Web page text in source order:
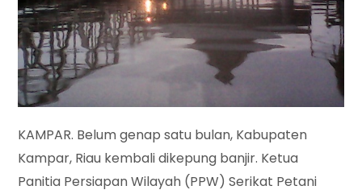
KAMPAR. Belum genap satu bulan, Kabupaten
Kampar, Riau kembali dikepung banjir. Ketua
Panitia Persiapan Wilayah (PPW) Serikat Petani